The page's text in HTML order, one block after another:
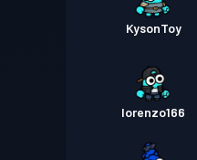
KysonToy
lorenzo166